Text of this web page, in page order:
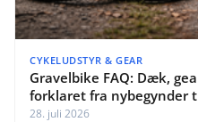
CYKELUDSTYR & GEAR
Gravelbike FAQ: Dæk,
forklaret fra nybegynder
28. juli 2026